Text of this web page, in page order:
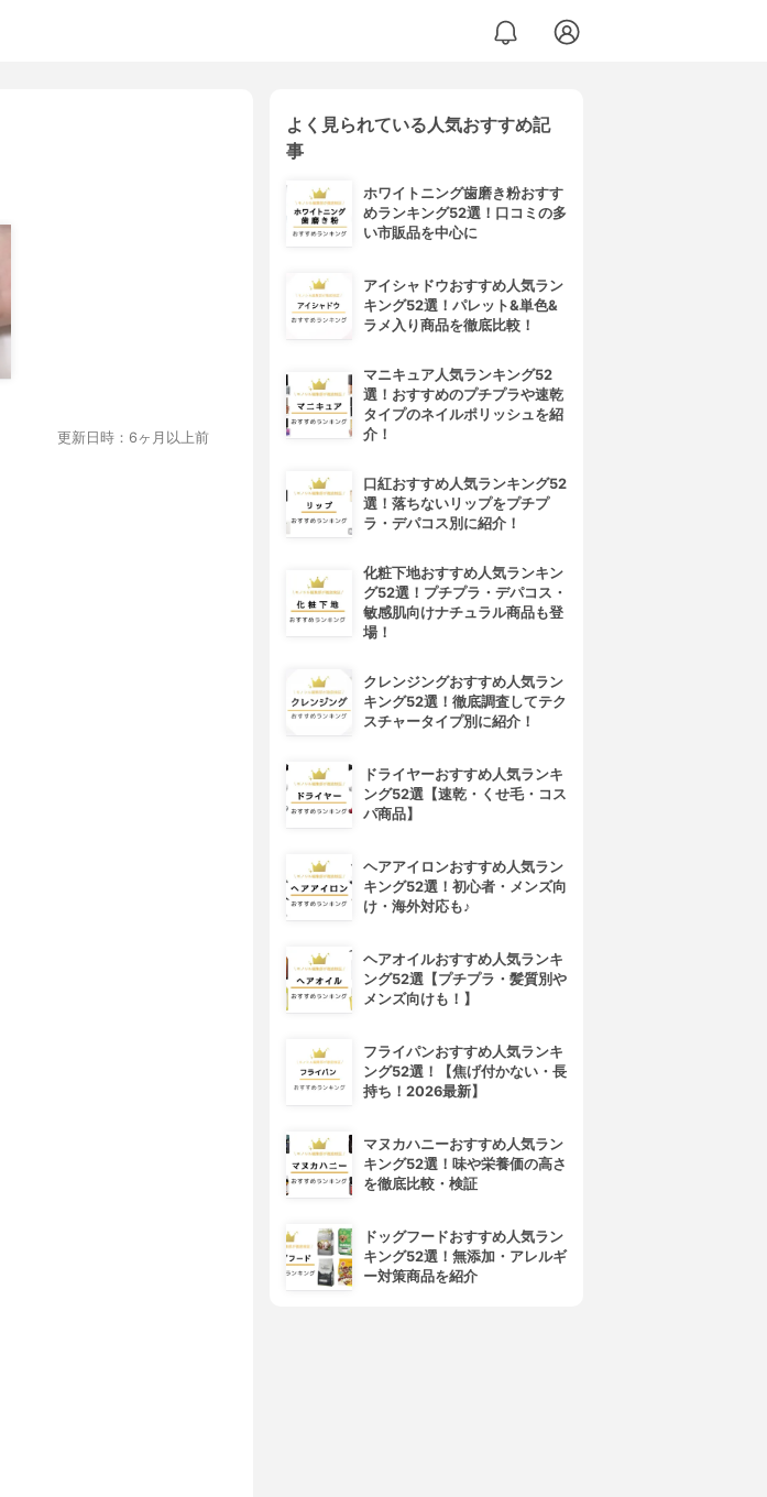
更新日時：6ヶ月以上前
よく見られている人気おすすめ記
事
ホワイトニング歯磨き粉おすす
めランキング52選！口コミの多
い市販品を中心に
アイシャドウおすすめ人気ラン
キング52選！パレット&単色&
ラメ入り商品を徹底比較！
マニキュア人気ランキング52
選！おすすめのプチプラや速乾
タイプのネイルポリッシュを紹
介！
口紅おすすめ人気ランキング52
選！落ちないリップをプチプ
ラ・デパコス別に紹介！
化粧下地おすすめ人気ランキン
グ52選！プチプラ・デパコス・
敏感肌向けナチュラル商品も登
場！
クレンジングおすすめ人気ラン
キング52選！徹底調査してテク
スチャータイプ別に紹介！
ドライヤーおすすめ人気ランキ
ング52選【速乾・くせ毛・コス
パ商品】
ヘアアイロンおすすめ人気ラン
キング52選！初心者・メンズ向
け・海外対応も♪
ヘアオイルおすすめ人気ランキ
ング52選【プチプラ・髪質別や
メンズ向けも！】
フライパンおすすめ人気ランキ
ング52選！【焦げ付かない・長
持ち！2026最新】
マヌカハニーおすすめ人気ラン
キング52選！味や栄養価の高さ
を徹底比較・検証
ドッグフードおすすめ人気ラン
キング52選！無添加・アレルギ
ー対策商品を紹介